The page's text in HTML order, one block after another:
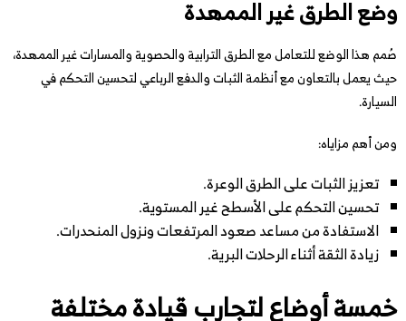
وضع الطرق غير الممهدة
صُمم هذا الوضع للتعامل مع الطرق الترابية والحصوية والمسارات غير الممهدة،
حيث يعمل بالتعاون مع أنظمة الثبات والدفع الرباعي لتحسين التحكم في
السيارة.
ومن أهم مزاياه:
تعزيز الثبات على الطرق الوعرة.
تحسين التحكم على الأسطح غير المستوية.
الاستفادة من مساعد صعود المرتفعات ونزول المنحدرات.
زيادة الثقة أثناء الرحلات البرية.
خمسة أوضاع لتجارب قيادة مختلفة